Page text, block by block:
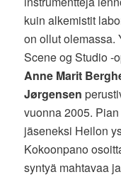
kuin alkemistit
on ollut olemassa.
Scene og Studio -
Anne Marit
Jørgensen
vuonna 2005.
jäseneksi Heilon
Kokoonpano
syntyä mahtavaa